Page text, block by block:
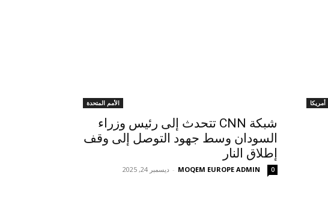
أمريكا الأمم المتحدة
شبكة CNN تتحدث إلى رئيس وزراء
السودان وسط جهود التوصل إلى وقف
إطلاق النار
MOQEM EUROPE ADMIN
- ديسمبر 24, 2025 0